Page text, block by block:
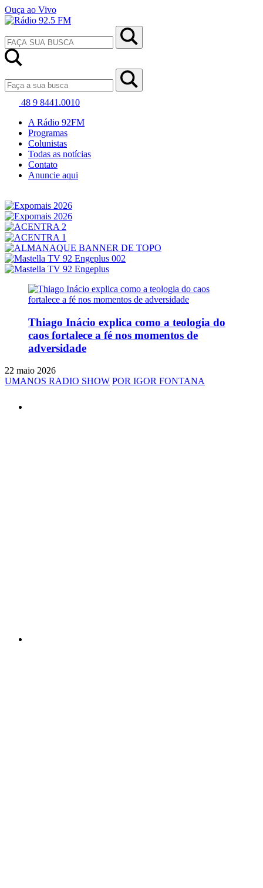
Ouça ao Vivo
48 9 8441.0010
A Rádio 92FM
Programas
Colunistas
Todas as notícias
Contato
Anuncie aqui
Thiago Inácio explica como a teologia do
caos fortalece a fé nos momentos de
adversidade
22 maio 2026
UMANOS RADIO SHOW POR IGOR FONTANA